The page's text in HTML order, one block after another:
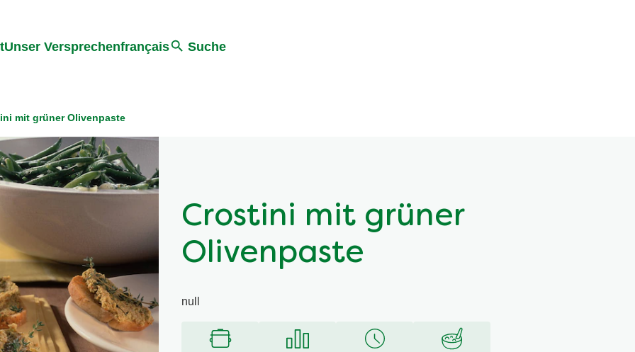
Unser Versprechenfrançais Suche
mit grüner Olivenpaste
Crostini mit grüner
Olivenpaste
null